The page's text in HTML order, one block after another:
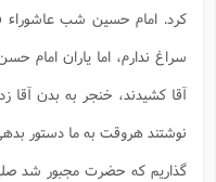
کرد. امام حسین شب عاشوراء
سراغ ندارم، اما یاران امام
آقا کشیدند، خنجر به بدن آقا
نوشتند هروقت به ما دستور
گذاریم که حضرت مجبور شد صلح